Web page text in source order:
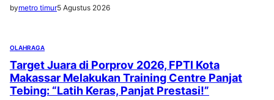
bymetro timur5 Agustus 2026
OLAHRAGA
Target Juara di Porprov 2026, FPTI Kota
Makassar Melakukan Training Centre Panjat
Tebing: “Latih Keras, Panjat Prestasi!”